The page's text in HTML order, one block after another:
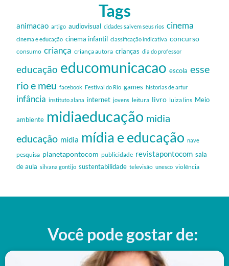
Tags
animacao artigo audiovisual cidades salvem seus rios cinema
cinema e educação cinema infantil classificação indicativa concurso
consumo criança criança autora crianças dia do professor
educação educomunicacao escola esse
rio e meu facebook Festival do Rio games historias de artur
infância instituto alana internet jovens leitura livro luiza lins Meio
ambiente midiaeducação midia
educação mídia mídia e educação nave
pesquisa planetapontocom publicidade revistapontocom sala
de aula silvana gontijo sustentabilidade televisão unesco violência
Você pode gostar de: